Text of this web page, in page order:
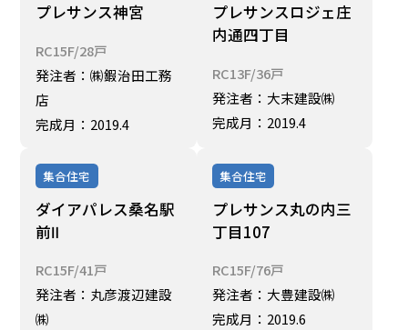
プレサンス神宮
RC15F/28戸
発注者：㈱鍜治田工務
店
完成月：2019.4
プレサンスロジェ庄
内通四丁目
RC13F/36戸
発注者：大末建設㈱
完成月：2019.4
集合住宅
ダイアパレス桑名駅
前Ⅱ
RC15F/41戸
発注者：丸彦渡辺建設
㈱
集合住宅
プレサンス丸の内三
丁目107
RC15F/76戸
発注者：大豊建設㈱
完成月：2019.6